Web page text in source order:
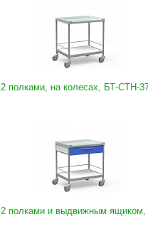
полками, на колесах, БТ-СТН-
полками и выдвижным